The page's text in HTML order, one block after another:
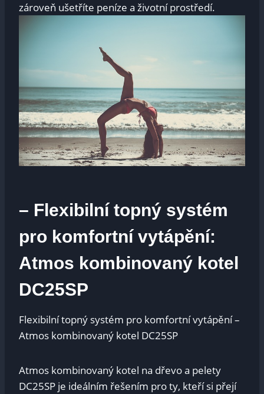
zároveň ušetříte peníze a životní prostředí.
– Flexibilní topný systém
pro komfortní vytápění:
Atmos kombinovaný kotel
DC25SP
Flexibilní topný systém pro komfortní vytápění –
Atmos kombinovaný kotel DC25SP
Atmos kombinovaný kotel na dřevo a pelety
DC25SP je ideálním řešením pro ty, kteří si přejí